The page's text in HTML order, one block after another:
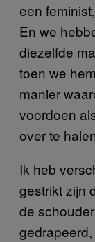
een
En we
diezelfde
toen we
manier
voordoen
over te
Ik heb
gestrikt zijn
de